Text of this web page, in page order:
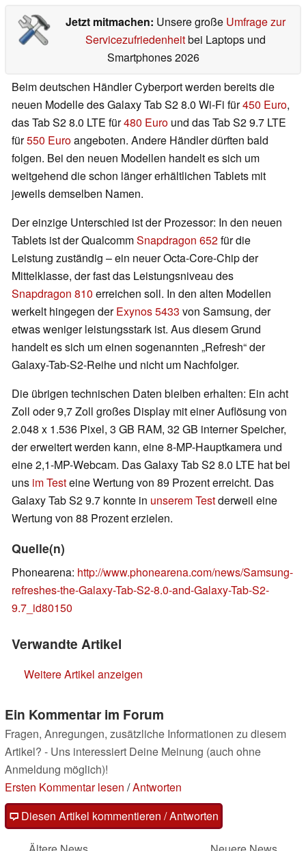
Jetzt mitmachen: Unsere große Umfrage zur
Servicezufriedenheitbei Laptops und
Smartphones 2026
Beim deutschen Händler Cyberport werden bereits die
neuen Modelle des Galaxy Tab S2 8.0 Wi-Fi für450 Euro,
das Tab S2 8.0 LTE für480 Euro und das Tab S2 9.7 LTE
für550 Euroangeboten. Andere Händler dürften bald
folgen. Bei den neuen Modellen handelt es sich um
weitgehend die schon länger erhältlichen Tablets mit
jeweils demselben Namen.
Der einzige Unterschied ist der Prozessor: In den neuen
Tablets ist der QualcommSnapdragon 652für die
Leistung zuständig – ein neuer Octa-Core-Chip der
Mittelklasse, der fast das Leistungsniveau des
Snapdragon 810 erreichen soll. In den alten Modellen
werkelt hingegen derExynos 5433 von Samsung, der
etwas weniger leistungsstark ist. Aus diesem Grund
handelt es sich um einen sogenannten „Refresh“ der
Galaxy-Tab-S2-Reihe und nicht um Nachfolger.
Die übrigen technischen Daten bleiben erhalten: Ein acht
Zoll oder 9,7 Zoll großes Display mit einer Auflösung von
2.048 x 1.536 Pixel, 3 GB RAM, 32 GB interner Speicher,
der erweitert werden kann, eine 8-MP-Hauptkamera und
eine 2,1-MP-Webcam. Das Galaxy Tab S2 8.0 LTE hat bei
uns im Testeine Wertung von 89 Prozent erreicht. Das
Galaxy Tab S2 9.7 konnte in unserem Testderweil eine
Wertung von 88 Prozent erzielen.
Quelle(n)
Phonearena: http://www.phonearena.com/news/Samsung-
refreshes-the-Galaxy-Tab-S2-8.0-and-Galaxy-Tab-S2-
9.7_id80150
Verwandte Artikel
Weitere Artikel anzeigen
Ein Kommentar im Forum
Fragen, Anregungen, zusätzliche Informationen zu diesem
Artikel? - Uns interessiert Deine Meinung (auch ohne
Anmeldung möglich)!
Ersten Kommentar lesen /Antworten
Diesen Artikel kommentieren / Antworten